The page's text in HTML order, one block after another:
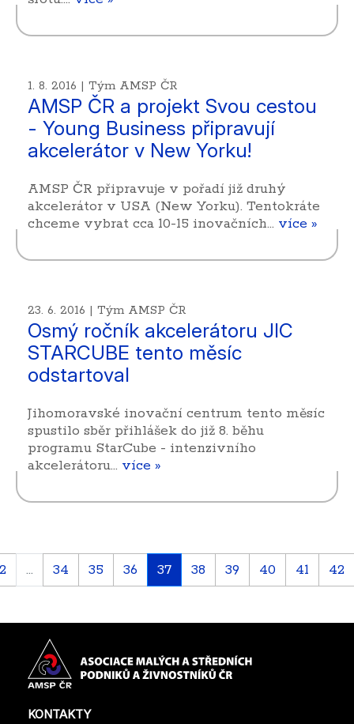
1. 8. 2016 | Tým AMSP ČR
AMSP ČR a projekt Svou cestou
- Young Business připravují
akcelerátor v New Yorku!
AMSP ČR připravuje v pořadí již druhý
akcelerátor v USA (New Yorku). Tentokráte
chceme vybrat cca 10-15 inovačních… více »
23. 6. 2016 | Tým AMSP ČR
Osmý ročník akcelerátoru JIC
STARCUBE tento měsíc
odstartoval
Jihomoravské inovační centrum tento měsíc
spustilo sběr přihlášek do již 8. běhu
programu StarCube - intenzivního
akcelerátoru… více »
... 34 35 36 37 38 39 40 41 42
KONTAKTY